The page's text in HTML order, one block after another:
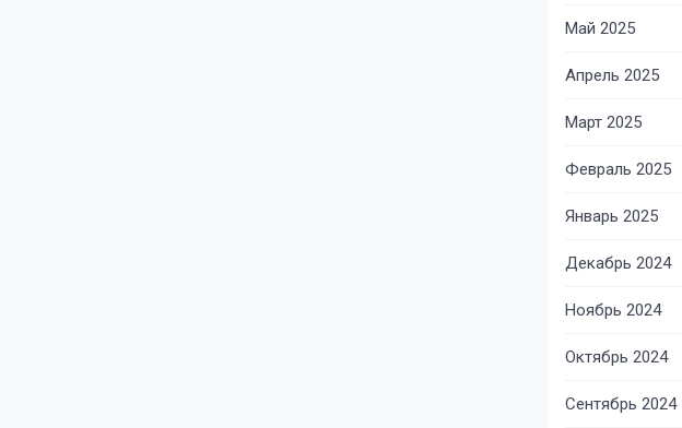
Май 2025
Апрель 2025
Март 2025
Февраль 2025
Январь 2025
Декабрь 2024
Ноябрь 2024
Октябрь 2024
Сентябрь 2024